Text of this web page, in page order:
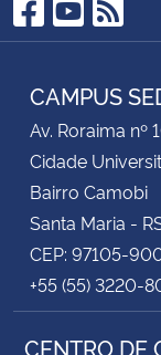
RSS
CAMPUS
Av. Roraima nº
Cidade
Bairro Camobi
Santa Maria -
CEP: 97105-
+55 (55) 3220-
CENTRO DE